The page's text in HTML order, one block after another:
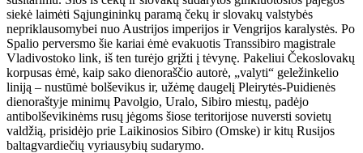
siekė laimėti Sąjungininkų paramą čekų ir slovakų valstybės
nepriklausomybei nuo Austrijos imperijos ir Vengrijos karalystės. Po
Spalio perversmo šie kariai ėmė evakuotis Transsibiro magistrale
Vladivostoko link, iš ten turėjo grįžti į tėvynę. Pakeliui Čekoslovakų
korpusas ėmė, kaip sako dienoraščio autorė, „valyti“ geležinkelio
liniją – nustūmė bolševikus ir, užėmę daugelį Pleirytės-Puidienės
dienoraštyje minimų Pavolgio, Uralo, Sibiro miestų, padėjo
antibolševikinėms rusų jėgoms šiose teritorijose nuversti sovietų
valdžią, prisidėjo prie Laikinosios Sibiro (Omske) ir kitų Rusijos
baltagvardiečių vyriausybių sudarymo.